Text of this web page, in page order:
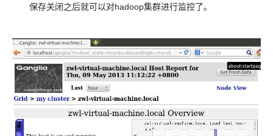
保存关闭之后就可以对hadoop集群进行监控了。